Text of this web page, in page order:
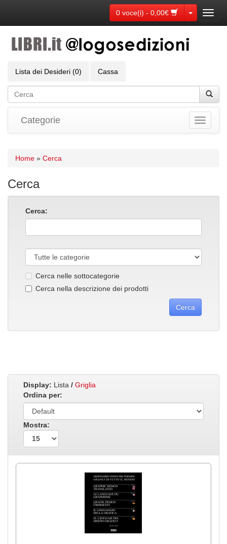
0 voce(i) - 0,00€ Toggle
Lista dei Desideri (0) Cassa
Toggle
Categorie
Home » Cerca
Cerca
Cerca:
Cerca nelle sottocategorie
Cerca nella descrizione dei prodotti
Display: Lista / Griglia
Ordina per:
Mostra: